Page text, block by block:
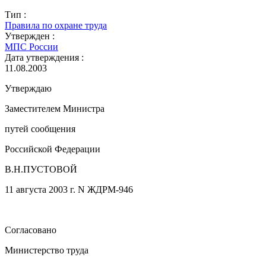
Тип :
Правила по охране труда
Утвержден :
МПС России
Дата утверждения :
11.08.2003
Утверждаю
Заместителем Министра
путей сообщения
Российской Федерации
В.Н.ПУСТОВОЙ
11 августа 2003 г. N ЖДРМ-946
Согласовано
Министерство труда